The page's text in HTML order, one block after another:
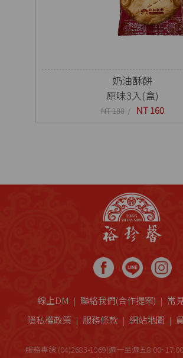
奶油酥餅
原味3入(盒)
NT 180 NT 160
線上DM 聯絡我們(合作提案)
常
隱私權政策
服務條款 網站地圖
服務專線:(04)2683-1969(週一至週五